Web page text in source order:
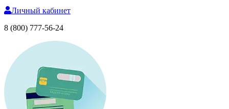
Личный кабинет
8 (800) 777-56-24